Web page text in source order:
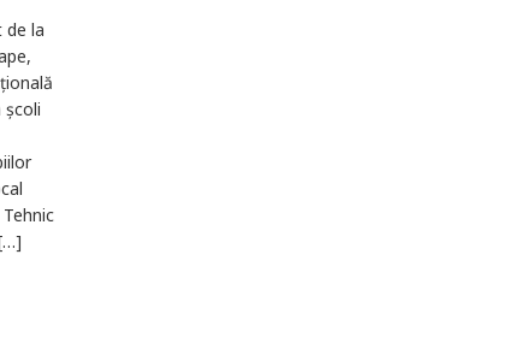
de la
școli